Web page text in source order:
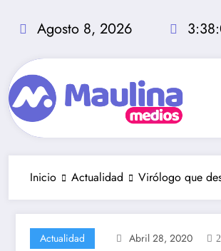
Agosto 8, 2026
Inicio Actualidad Virólogo que
Actualidad Abril 28, 2020